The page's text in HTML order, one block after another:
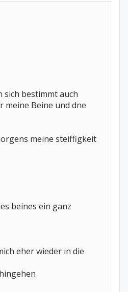
sich bestimmt auch
meine Beine und dne
meine steiffigkeit
beines ein ganz
eher wieder in die